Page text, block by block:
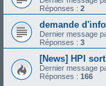
Réponses : 2
demande d'info
Dernier message
Réponses : 3
[News] HPI
Dernier message
Réponses : 166